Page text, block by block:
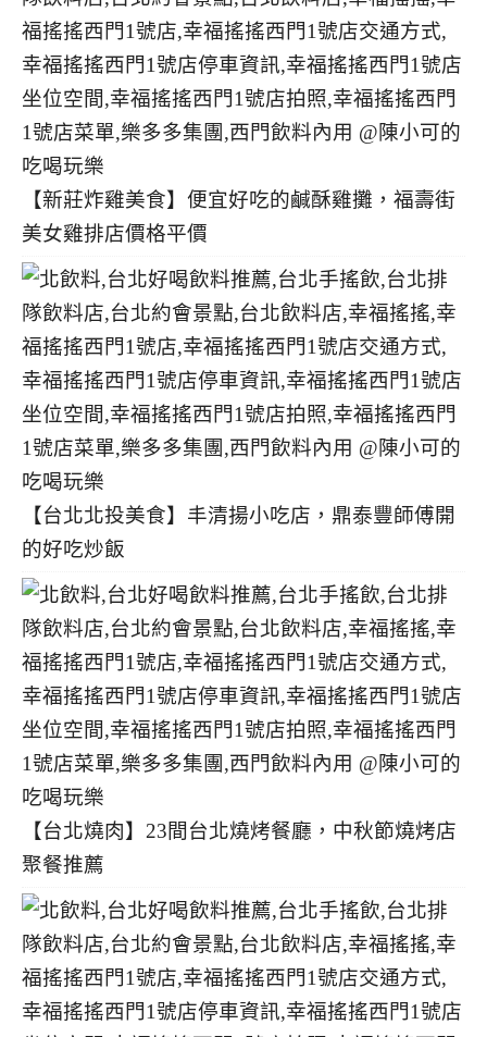
【新莊炸雞美食】便宜好吃的鹹酥雞攤，福壽街
美女雞排店價格平價
【台北北投美食】丰清揚小吃店，鼎泰豐師傅開
的好吃炒飯
【台北燒肉】23間台北燒烤餐廳，中秋節燒烤店
聚餐推薦